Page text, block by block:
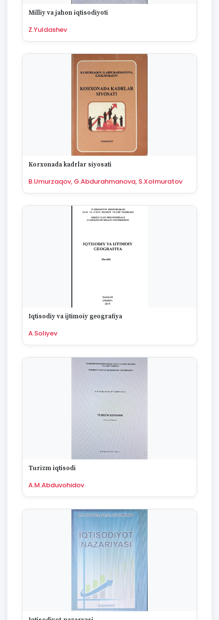
Milliy va jahon iqtisodiyoti
Z.Yuldashev
Korxonada kadrlar siyosati
B.Umurzaqov, G.Abdurahmanova, S.Xolmuratov
Iqtisodiy va ijtimoiy geografiya
A.Soliyev
Turizm iqtisodi
A.M.Abduvohidov